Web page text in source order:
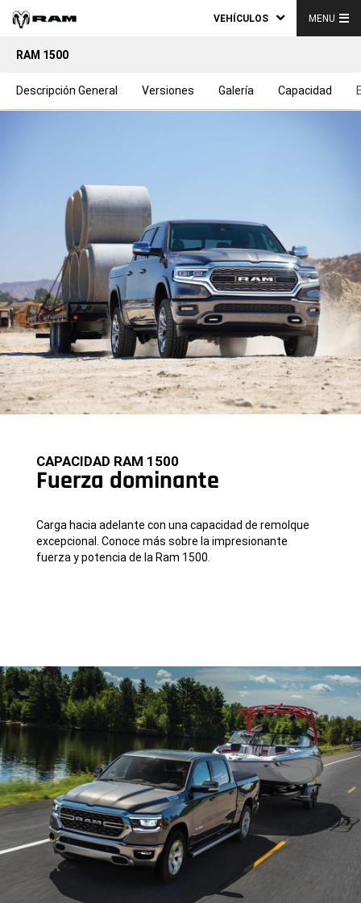
VEHÍCULOS MENU
RAM 1500
Descripción General Versiones Galería Capacidad
CAPACIDAD RAM 1500
Fuerza dominante
Carga hacia adelante con una capacidad de remolque
excepcional. Conoce más sobre la impresionante
fuerza y ​​potencia de la Ram 1500.